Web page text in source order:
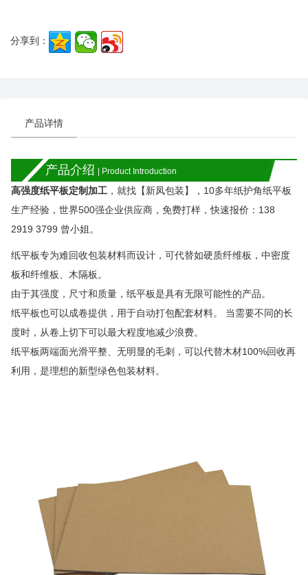
分享到：
产品详情
产品介绍 | Product Introduction
高强度纸平板定制加工 ，就找【新凤包装】， 10多年纸护角纸平板
生产经验，世界500强企业供应商，免费打样，快速报价： 138
2919 3799 曾小姐。
纸平板专为难回收包装材料而设计，可代替如硬质纤维板，中密度
板和纤维板、木隔板。
由于其强度，尺寸和质量，纸平板是具有无限可能性的产品。
纸平板也可以成卷提供，用于自动打包配套材料。 当需要不同的长
度时，从卷上切下可以最大程度地减少浪费。
纸平板两端面光滑平整、无明显的毛刺，可以代替木材100%回收再
利用，是理想的新型绿色包装材料。